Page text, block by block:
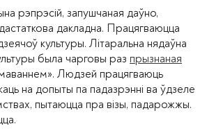
рэпрэсій, запушчаная даўно,
дакладна. Працягваюцца
культуры. Літаральна нядаўна
была чарговы раз прызнаная
Людзей працягваюць
на допыты па падазрэнні ва ўдзеле
пытаюцца пра візы, падарожжы.